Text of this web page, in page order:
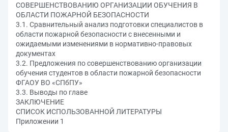
СОВЕРШЕНСТВОВАНИЮ ОРГАНИЗАЦИИ ОБУЧЕНИЯ В
ОБЛАСТИ ПОЖАРНОЙ БЕЗОПАСНОСТИ
3.1. Сравнительный анализ подготовки специалистов в
области пожарной безопасности с внесенными и
ожидаемыми изменениями в нормативно-правовых
документах
3.2. Предложения по совершенствованию организации
обучения студентов в области пожарной безопасности
ФГАОУ ВО «СПбПУ»
3.3. Выводы по главе
ЗАКЛЮЧЕНИЕ
СПИСОК ИСПОЛЬЗОВАННОЙ ЛИТЕРАТУРЫ
Приложении 1